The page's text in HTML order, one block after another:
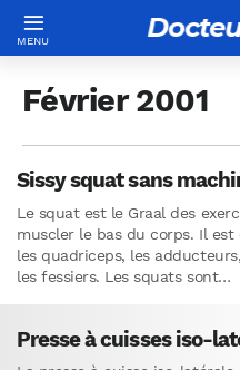
Février 2001
Sissy squat sans
Le squat est le Graal des
muscler le bas du corps. Il est
les quadriceps, les
les fessiers. Les squats sont…
Presse à cuisses iso-